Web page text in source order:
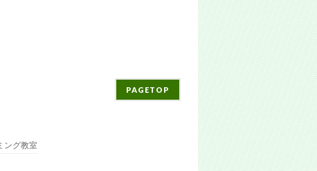
PAGETOP
ング教室